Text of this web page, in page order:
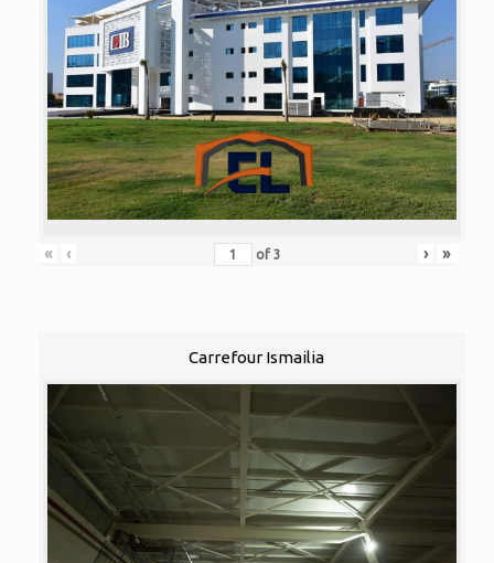
« ‹ of 3 › »
Carrefour Ismailia